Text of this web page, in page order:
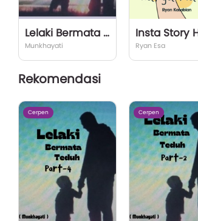
Lelaki Bermata Teduh Part-4
Munkhayati Ryan Esa
Rekomendasi
Cerpen Cerpen